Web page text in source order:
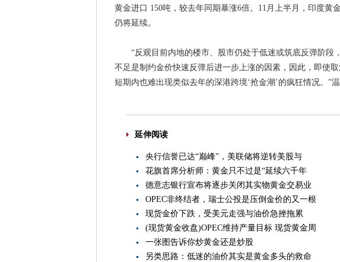
黄金进口 150吨，较去年同期暴涨6倍。11月上半月，印度黄
仍将延续。
“反观目前内地的楼市、股市仍处于低迷或筑底反弹阶段
不足是制约金价快速反弹后进一步上涨的因素，因此，即使
短期内也难出现类似去年的深港跨境‘抢金潮’的疯狂情况。”温
延伸阅读
央行信誉已达“巅峰”，美联储将逆转美股与
花旗首席分析师：黄金只不过是“延续六千年
德意志银行宣布将逐步关闭其实物黄金交易业
OPEC非终结者，瑞士公投是压倒金价的又一根
现货金价下跌，受美元走强与油价急挫拖累
(现货黄金收盘)OPEC维持产量目标 现货黄金周
一张图告诉你炒黄金还是炒股
另类思路：低迷的油价其实是黄金多头的救命